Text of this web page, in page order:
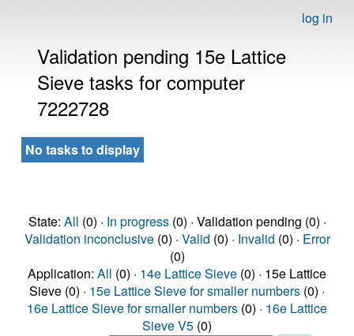
log in
Validation pending 15e Lattice
Sieve tasks for computer
7222728
No tasks to display
State: All (0) · In progress(0) · Validation pending (0) ·
Validation inconclusive(0) · Valid (0) · Invalid (0) · Error
(0)
Application: All (0) · 14e Lattice Sieve (0) · 15e Lattice
Sieve (0) · 15e Lattice Sieve for smaller numbers (0) ·
16e Lattice Sieve for smaller numbers (0) · 16e Lattice
Sieve V5 (0)